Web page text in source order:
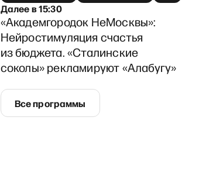
Далеев15:30
«Академгородок НеМосквы»:
Нейростимуляция счастья
из бюджета. «Сталинские
соколы» рекламируют «Алабугу»
Все программы